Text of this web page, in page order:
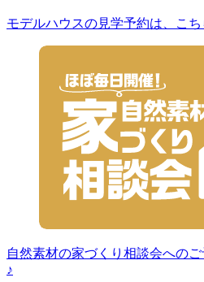
モデルハウスの見学予約は、こ
自然素材の家づくり相談会への
♪